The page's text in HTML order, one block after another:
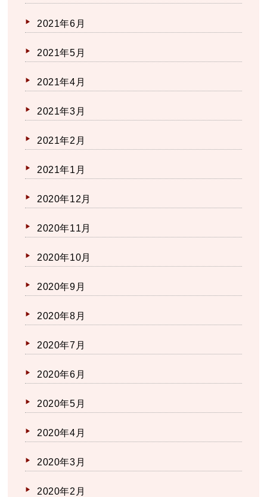
2021年6月
2021年5月
2021年4月
2021年3月
2021年2月
2021年1月
2020年12月
2020年11月
2020年10月
2020年9月
2020年8月
2020年7月
2020年6月
2020年5月
2020年4月
2020年3月
2020年2月